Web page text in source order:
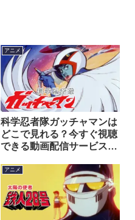
アニメ
科学忍者隊ガッチャマンは
どこで見れる？今すぐ視聴
できる動画配信サービスを
アニメ